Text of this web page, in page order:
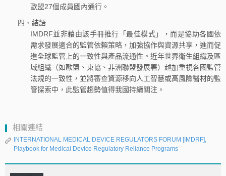
歐盟27個成員國內通行。
四、結語
IMDRF並非藉由該手冊推行「最佳模式」，而是協助各國依
需求發展適合的監管依賴策略，加強協作與資源共享，進而促
進全球監管上的一致性與產品流通性。近年世界衛生組織及區
域組織（如歐盟、東協、非洲聯盟發展署）越加重視各國監管
法規的一致性，並將審查資源移向人工智慧或高風險醫材的監
管探索中，此監管趨勢值得我國持續關注。
相關連結
INTERNATIONAL MEDICAL DEVICE REGULATORS FORUM [IMDRF],
Playbook for Medical Device Regulatory Reliance Programs